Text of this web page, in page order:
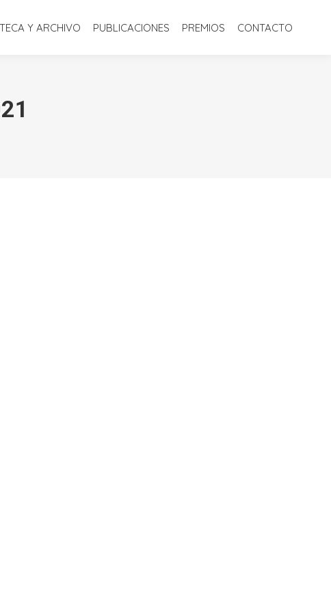
Y ARCHIVO PUBLICACIONES PREMIOS CONTACTO
BIBLIOTECA Y ARCHIVO PUBLICACIONES PREMIOS